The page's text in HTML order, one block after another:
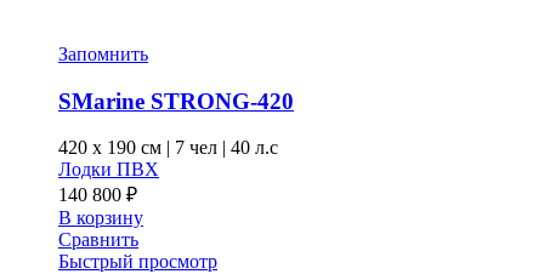
на
странице
товара.
Запомнить
SMarine STRONG-420
420 x 190 см | 7 чел | 40 л.с
Лодки ПВХ
140 800 ₽
В корзину
Сравнить
Быстрый просмотр